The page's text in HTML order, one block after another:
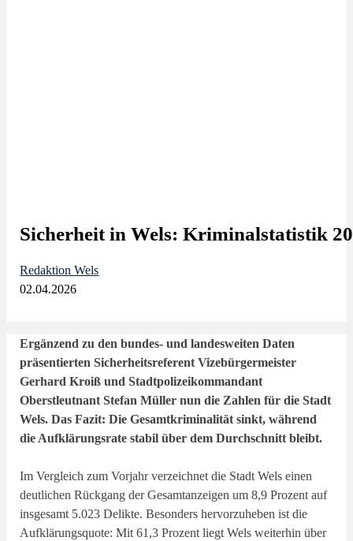
Sicherheit in Wels: Kriminalstatistik
Redaktion Wels
02.04.2026
Ergänzend zu den bundes- und landesweiten Daten
präsentierten Sicherheitsreferent Vizebürgermeister
Gerhard Kroiß und Stadtpolizeikommandant
Oberstleutnant Stefan Müller nun die Zahlen für die Stadt
Wels. Das Fazit: Die Gesamtkriminalität sinkt, während
die Aufklärungsrate stabil über dem Durchschnitt bleibt.
Im Vergleich zum Vorjahr verzeichnet die Stadt Wels einen
deutlichen Rückgang der Gesamtanzeigen um 8,9 Prozent auf
insgesamt 5.023 Delikte. Besonders hervorzuheben ist die
Aufklärungsquote: Mit 61,3 Prozent liegt Wels weiterhin über